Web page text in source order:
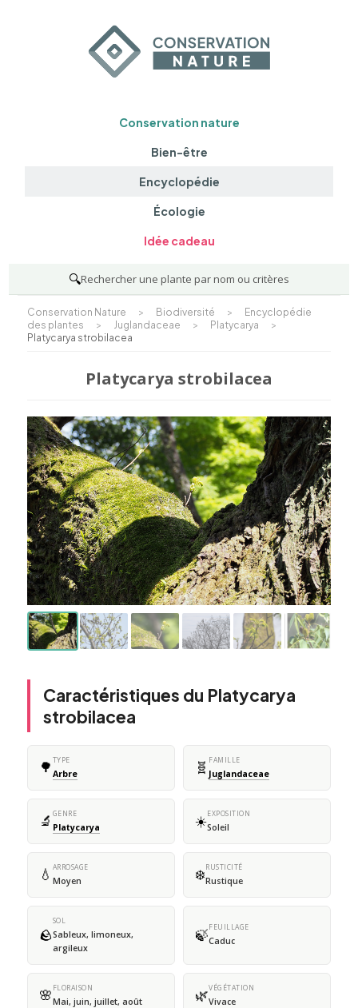
Conservation nature
Bien-être
Encyclopédie
Écologie
Idée cadeau
🔍Rechercher une plante par nom ou critères
Conservation Nature > Biodiversité >
Encyclopédie
des plantes
> Juglandaceae > Platycarya
>
Platycarya strobilacea
Platycarya strobilacea
Caractéristiques du Platycarya
strobilacea
🌳 TYPE
Arbre 🧬 FAMILLE
Juglandaceae
🔬 GENRE
Platycarya ☀️EXPOSITION
Soleil
💧 ARROSAGE
Moyen ❄️RUSTICITÉ
Rustique
🪨
SOL
Sableux, limoneux,
argileux
🍃FEUILLAGE
Caduc
🌸 FLORAISON
Mai, juin, juillet, août 🌿VÉGÉTATION
Vivace